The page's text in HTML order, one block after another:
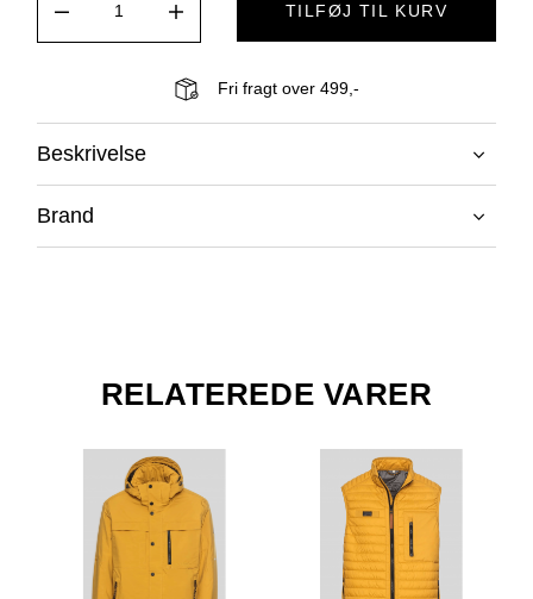
TILFØJ TIL KURV
Fri fragt over 499,-
Beskrivelse
Brand
RELATEREDE VARER